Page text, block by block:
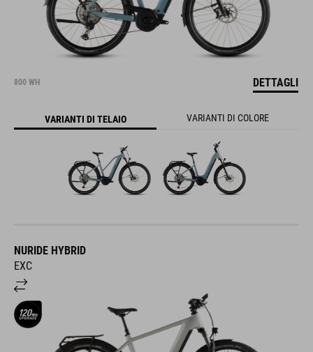
800 WH DETTAGLI
VARIANTI DI TELAIO VARIANTI DI COLORE
NURIDE HYBRID
EXC